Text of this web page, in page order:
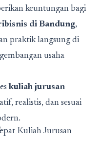
keuntungan bagi
di Bandung,
praktik langsung di
usaha
kuliah jurusan
realistis, dan sesuai
Kuliah Jurusan